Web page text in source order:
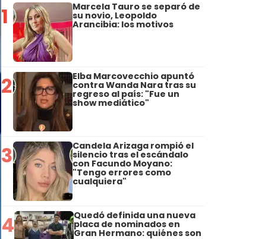
1 Marcela Tauro se separó de
su novio, Leopoldo
Arancibia: los motivos
2 Elba Marcovecchio apuntó
contra Wanda Nara tras su
regreso al país: "Fue un
show mediático"
3 Candela Arizaga rompió el
silencio tras el escándalo
con Facundo Moyano:
"Tengo errores como
cualquiera"
4 Quedó definida una nueva
placa de nominados en
Gran Hermano: quiénes son